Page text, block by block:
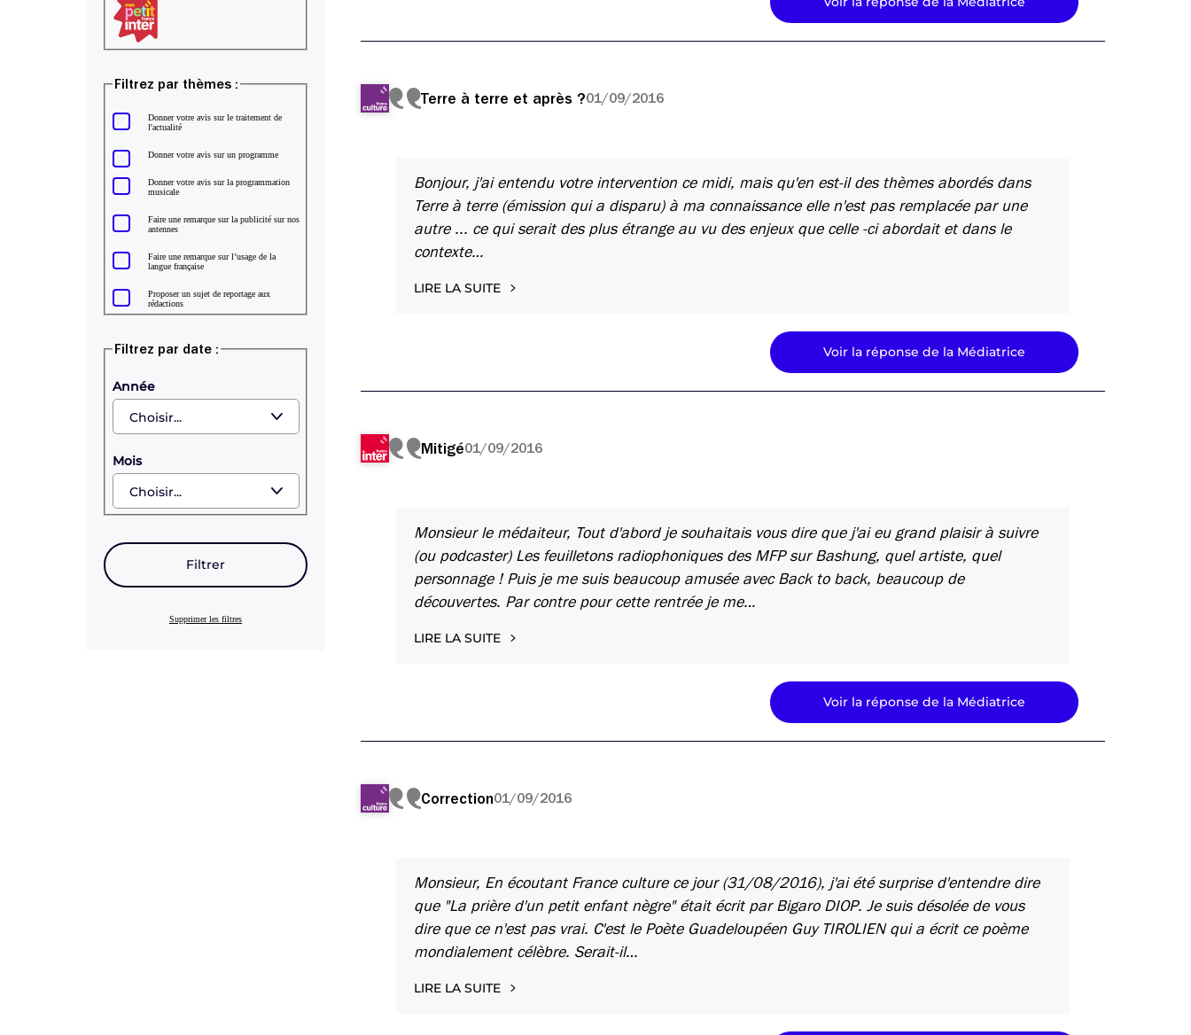
Filtrez par thèmes :
Donner votre avis sur le traitement de
l'actualité
Donner votre avis sur un programme
Donner votre avis sur la programmation
musicale
Faire une remarque sur la publicité sur nos
antennes
Faire une remarque sur l’usage de la
langue française
Proposer un sujet de reportage aux
rédactions
Filtrez par date :
Année
Mois
Filtrer
Supprimer les filtres
Terre à terre et après ?01/09/2016
Bonjour, j'ai entendu votre intervention ce midi, mais qu'en est-il des thèmes abordés dans
Terre à terre (émission qui a disparu) à ma connaissance elle n'est pas remplacée par une
autre ... ce qui serait des plus étrange au vu des enjeux que celle -ci abordait et dans le
contexte…
LIRE LA SUITE
Voir la réponse de la Médiatrice
Mitigé01/09/2016
Monsieur le médaiteur, Tout d'abord je souhaitais vous dire que j'ai eu grand plaisir à suivre
(ou podcaster) Les feuilletons radiophoniques des MFP sur Bashung, quel artiste, quel
personnage ! Puis je me suis beaucoup amusée avec Back to back, beaucoup de
découvertes. Par contre pour cette rentrée je me…
LIRE LA SUITE
Voir la réponse de la Médiatrice
Correction01/09/2016
Monsieur, En écoutant France culture ce jour (31/08/2016), j'ai été surprise d'entendre dire
que "La prière d'un petit enfant nègre" était écrit par Bigaro DIOP. Je suis désolée de vous
dire que ce n'est pas vrai. C'est le Poète Guadeloupéen Guy TIROLIEN qui a écrit ce poème
mondialement célèbre. Serait-il…
LIRE LA SUITE